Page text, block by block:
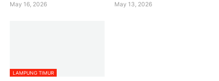
May 16, 2026 May 13, 2026
LAMPUNG TIMUR